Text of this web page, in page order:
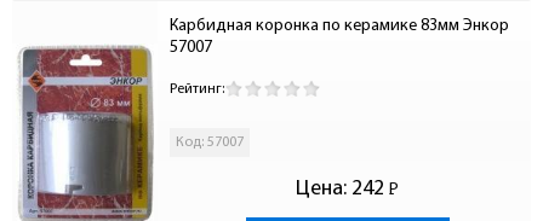
Карбидная коронка по керамике 83мм Энкор
57007
Рейтинг:
Код: 57007
Цена: 242 Р
-